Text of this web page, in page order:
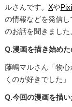
ルさんです。 Xや
の情報などを発信
のお話を聞きました
Q.漫画を描き始めた
藤嶋マルさん「物
くのが好きでした」
Q.今回の漫画を描い